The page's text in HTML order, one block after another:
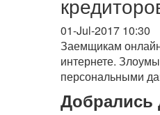
01-Jul-2017 10:30
Заемщикам
интернете.
персональными